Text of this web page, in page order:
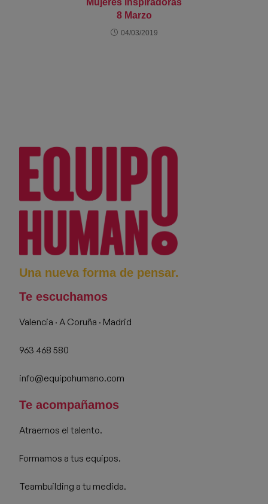
Mujeres inspiradoras
8 Marzo
04/03/2019
Una nueva forma de pensar.
Te escuchamos
Valencia · A Coruña · Madrid
963 468 580
info@equipohumano.com
Te acompañamos
Atraemos el talento.
Formamos a tus equipos.
Teambuilding a tu medida.